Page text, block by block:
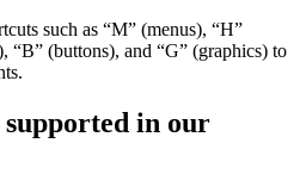
such as “M” (menus), “H”
“B” (buttons), and “G” (graphics) to
in our